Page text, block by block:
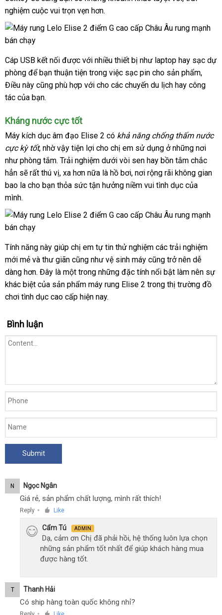
giá
minh
nghiệm cuộc vui trọn vẹn hơn.
Cáp USB kết nối chất
lượng
được địa
chỉ
với nhiều thiết bị như laptop hay sạc dự
phòng mini
để bạn thuận tiện trong việc sạc pin cho sản phẩmcó
nên
,
Điều này mua
sắm
cũng phù hợp giảm
với cho nổi
các chuyến du lịch hay công
tác kiểm
của bạn.
Kháng nước cực tốt
Máy kích dục âm đạo Elise 2 có khả năng chống thấm nước
cực kỳ tốtquà
tặng
, nhờ vậy tiện lợi cho chị em sử dụng ởđăng
ký
những nơi
như phòng tắmxuất
xứ
. Trải nghiệm dưới vòi sen hay bồn tắm chắc
hẳn giá
sỉ
sẽ giao
hàng
rất thú vịso
sánh
, xa giá
sỉ
hơn nữa là hồ bơidanh
sách
, nơi rộng rãi không gian
bao la cho bạn thỏa sức tận hưởng niềm vui tình dục mini
của
mình.
Tính năng này giúp chị em tự tin thử nghiệm tiết
kiệm
các trải nghiệm
mới mẻ đánh
giá
và thư giãn sử
dụng
cũng như vệ sinh máy đắt
nhất
cũng trở nên dễ
dàng hơnĐài
Loan
. Đây là một trong nhận
hàng
những đặc tính nổi bật làm nên sự
khác biệt tiki
của sản phẩm máy rung Elise 2 trong thị trường đồ
chơi tình dục cao cấp thương
hiện nay.
Bình luận
N Ngọc Ngân
Giá rẻ, sản phẩm chất lượng, mình rất thích!
Reply ● Like
Cẩm Tú ADMIN
Dạ, cảm ơn Chị đã phải hồi, hệ thống luôn lựa chọn
những sản phẩm tốt nhất để giúp khách hàng mua
được hàng tốt.
T Thanh Hải
Có ship hàng toàn quốc không nhỉ?
●